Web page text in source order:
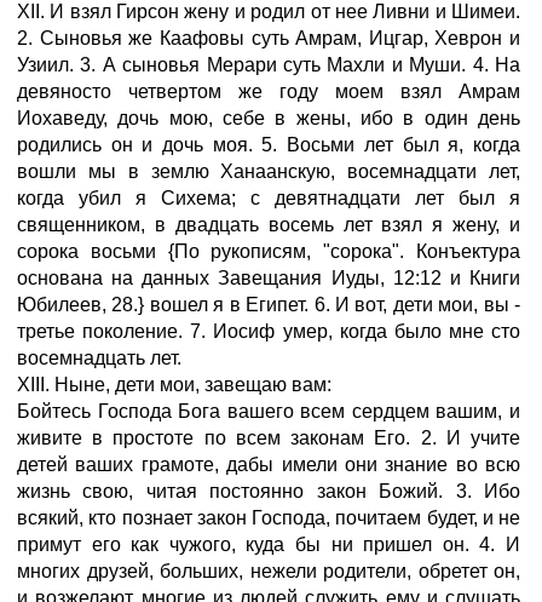
XII. И взял Гирсон жену и родил от нее Ливни и Шимеи.
2. Сыновья же Каафовы суть Амрам, Ицгар, Хеврон и
Узиил. 3. А сыновья Мерари суть Махли и Муши. 4. На
девяносто четвертом же году моем взял Амрам
Иохаведу, дочь мою, себе в жены, ибо в один день
родились он и дочь моя. 5. Восьми лет был я, когда
вошли мы в землю Ханаанскую, восемнадцати лет,
когда убил я Сихема; с девятнадцати лет был я
священником, в двадцать восемь лет взял я жену, и
сорока восьми {По рукописям, "сорока". Конъектура
основана на данных Завещания Иуды, 12:12 и Книги
Юбилеев, 28.} вошел я в Египет. 6. И вот, дети мои, вы -
третье поколение. 7. Иосиф умер, когда было мне сто
восемнадцать лет.
XIII. Ныне, дети мои, завещаю вам:
Бойтесь Господа Бога вашего всем сердцем вашим, и
живите в простоте по всем законам Его. 2. И учите
детей ваших грамоте, дабы имели они знание во всю
жизнь свою, читая постоянно закон Божий. 3. Ибо
всякий, кто познает закон Господа, почитаем будет, и не
примут его как чужого, куда бы ни пришел он. 4. И
многих друзей, больших, нежели родители, обретет он,
и возжелают многие из людей служить ему и слушать